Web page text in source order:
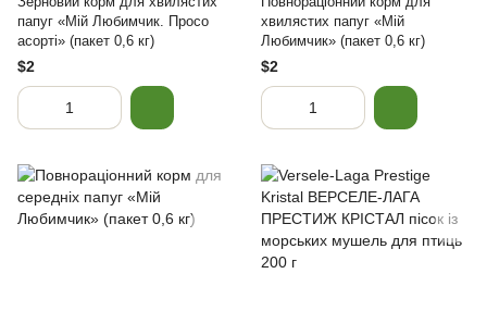
папуг «Мій Любимчик. Просо
асорті» (пакет 0,6 кг)
$2
хвилястих папуг «Мій
Любимчик» (пакет 0,6 кг)
$2